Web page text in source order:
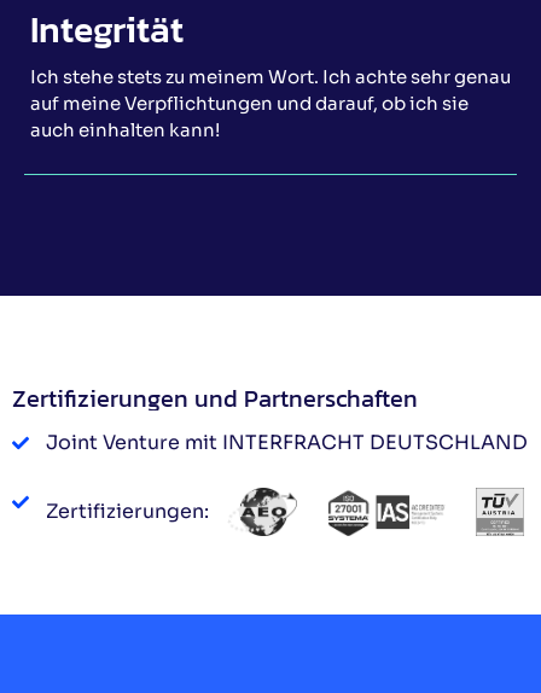
Integrität
Ich stehe stets zu meinem Wort. Ich achte sehr genau
auf meine Verpflichtungen und darauf, ob ich sie
auch einhalten kann!
Zertifizierungen und Partnerschaften
Joint Venture mit INTERFRACHT DEUTSCHLAND
Zertifizierungen: